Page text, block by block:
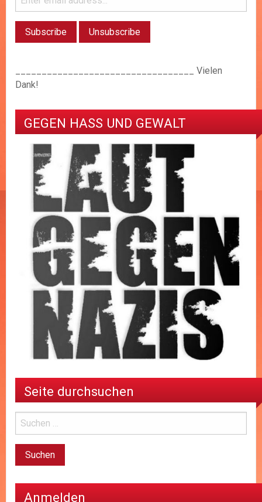
__________________________________ Vielen
Dank!
GEGEN HASS UND GEWALT
Seite durchsuchen
Anmelden